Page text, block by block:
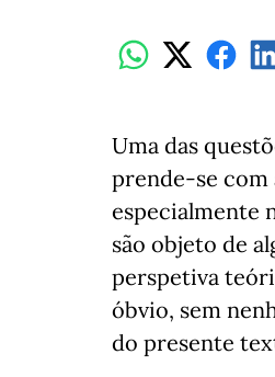
Uma das
prende-se com
especialmente
são objeto de
perspetiva
óbvio, sem
do presente